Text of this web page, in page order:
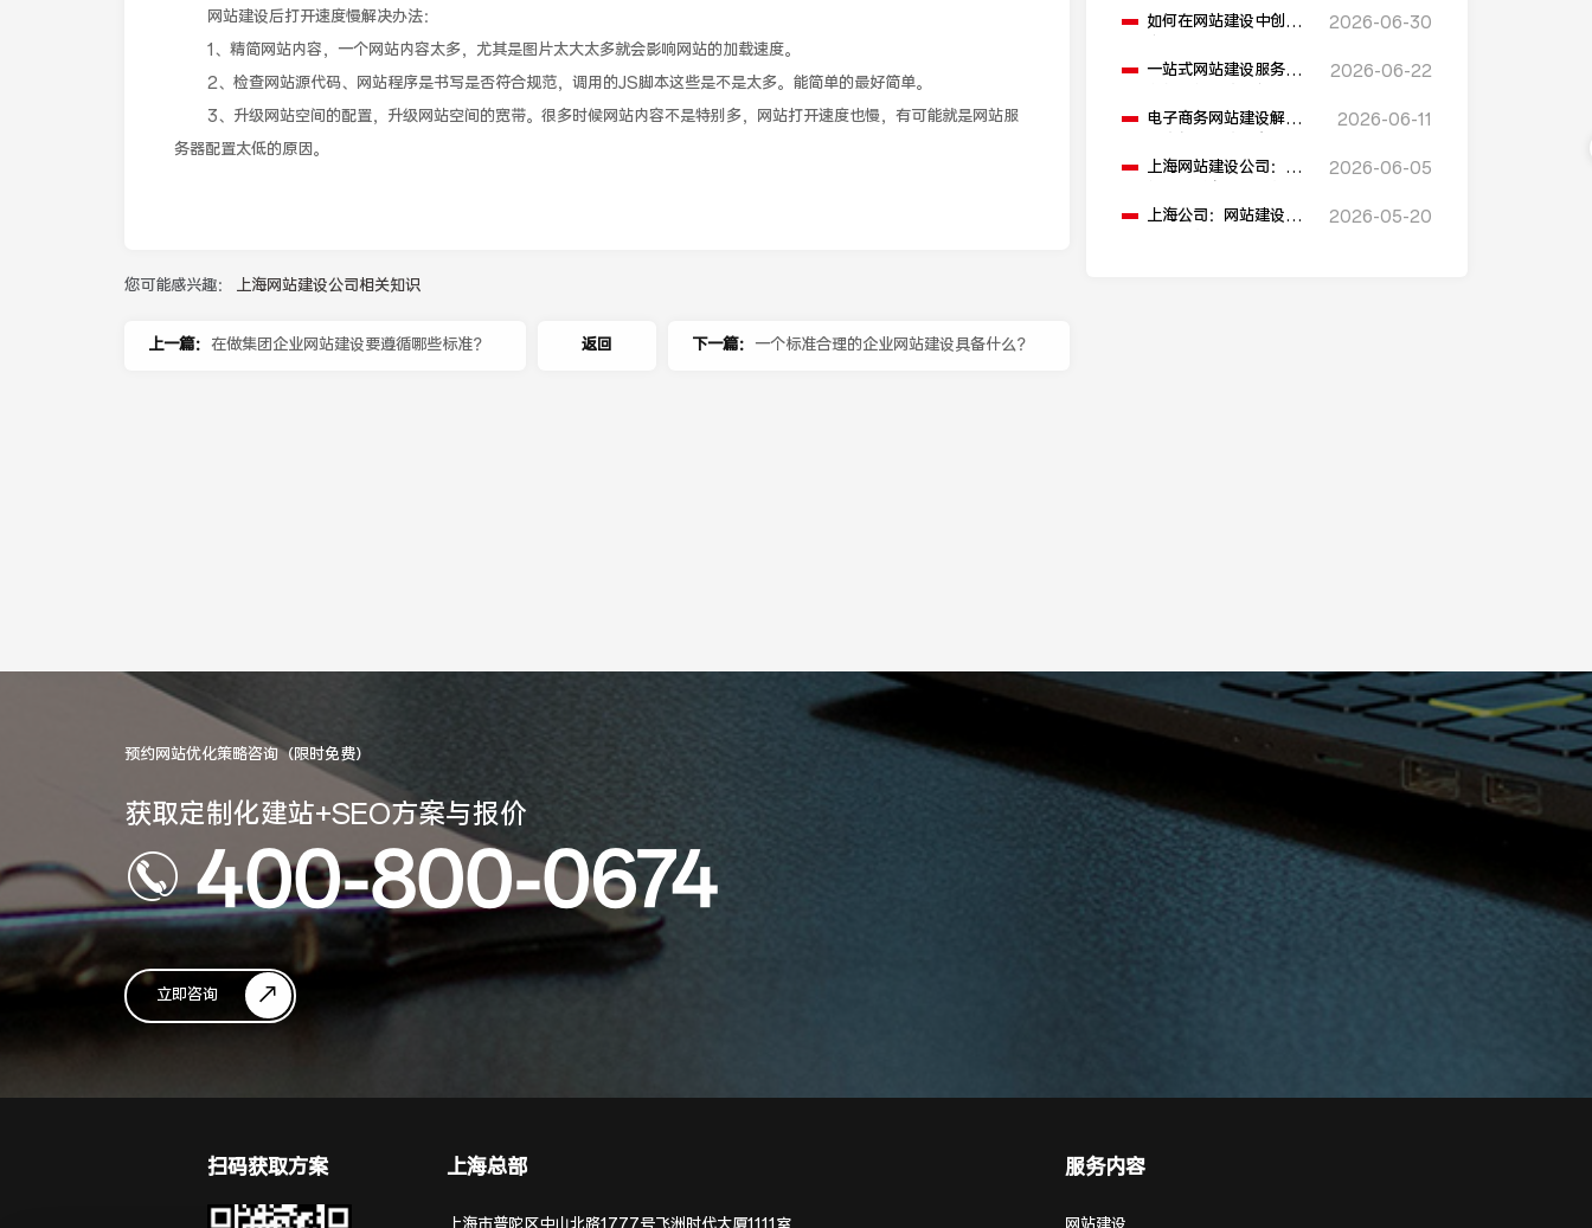
网站建设后打开速度慢解决办法：
1、精简网站内容，一个网站内容太多，尤其是图片太大太多就会影响网站的加载速度。
2、检查网站源代码、网站程序是书写是否符合规范，调用的JS脚本这些是不是太多。能简单的最好简单。
3、升级网站空间的配置，升级网站空间的宽带。很多时候网站内容不是特别多，网站打开速度也慢，有可能就是网站服
务器配置太低的原因。
您可能感兴趣： 上海网站建设公司相关知识
上一篇： 在做集团企业网站建设要遵循哪些标准？ 下一篇： 一个标准合理的企业网站建设具备什么？
返回
如何在网站建设中创建
2026-06-30
一站式网站建设服务平
2026-06-22
电子商务网站建设解决
2026-06-11
上海网站建设公司：网
建议？
2026-06-05
上海公司：网站建设的
2026-05-20
预约网站优化策略咨询（限时免费）
获取定制化建站+SEO方案与报价
400-800-0674
立即咨询
扫码获取方案 上海总部 服务内容